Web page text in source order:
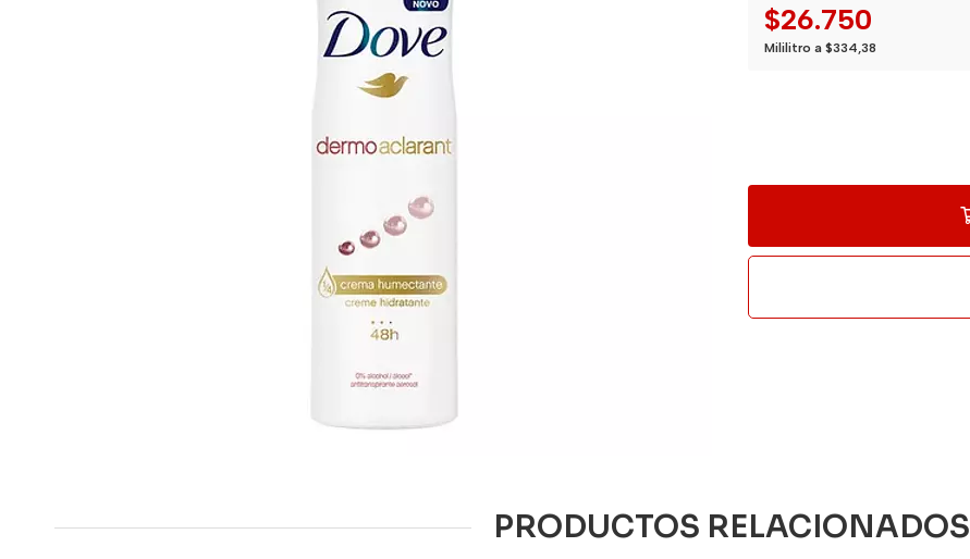
$26.750
Mililitro a $334,38
PRODUCTOS RELACIONADOS